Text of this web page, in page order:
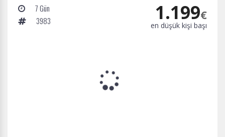
7 Gün
3983
1.199€
en düşük kişi başı